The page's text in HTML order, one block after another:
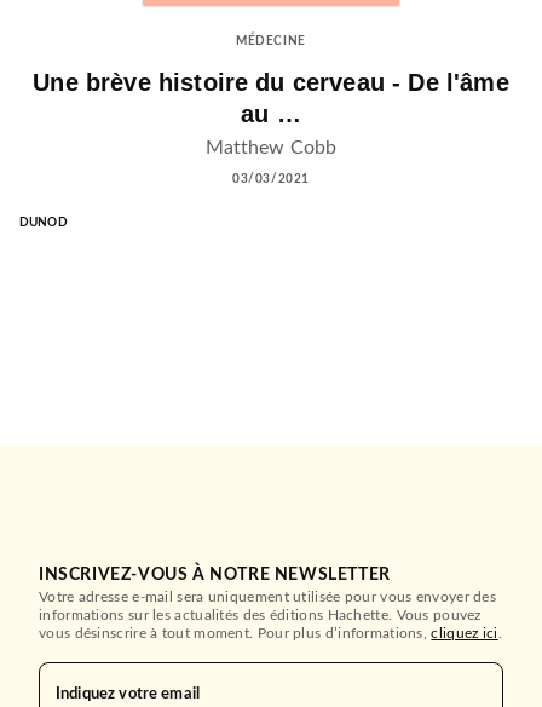
MÉDECINE
Une brève histoire du cerveau - De l'âme
au …
Matthew Cobb
03/03/2021
DUNOD
INSCRIVEZ-VOUS À NOTRE NEWSLETTER
Votre adresse e-mail sera uniquement utilisée pour vous envoyer des
informations sur les actualités des éditions Hachette. Vous pouvez
vous désinscrire à tout moment. Pour plus d’informations,cliquez ici
Indiquez votre email